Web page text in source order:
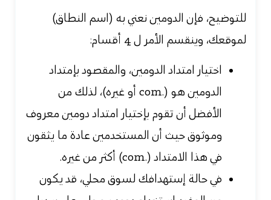
للتوضيح، فإن الدومين نعني به (اسم النطاق)
لموقعك، وينقسم الأمر ل 4 أقسام:
اختيار امتداد الدومين، والمقصود بإمتداد
الدومين هو (.com أو غيره)، لذلك من
الأفضل أن تقوم بإختيار امتداد دومين معروف
وموثوق حيث أن المستخدمين عادة ما يثقون
في هذا الامتداد (.com) أكثر من غيره.
في حالة إستهدافك لسوق محلي، قد يكون